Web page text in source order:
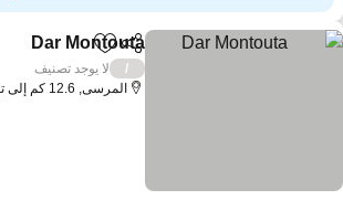
مشاركةAdd to favorites
Dar Montouta
لا يوجد تصنيف
المرسى, 12.6 كم إلى تونس